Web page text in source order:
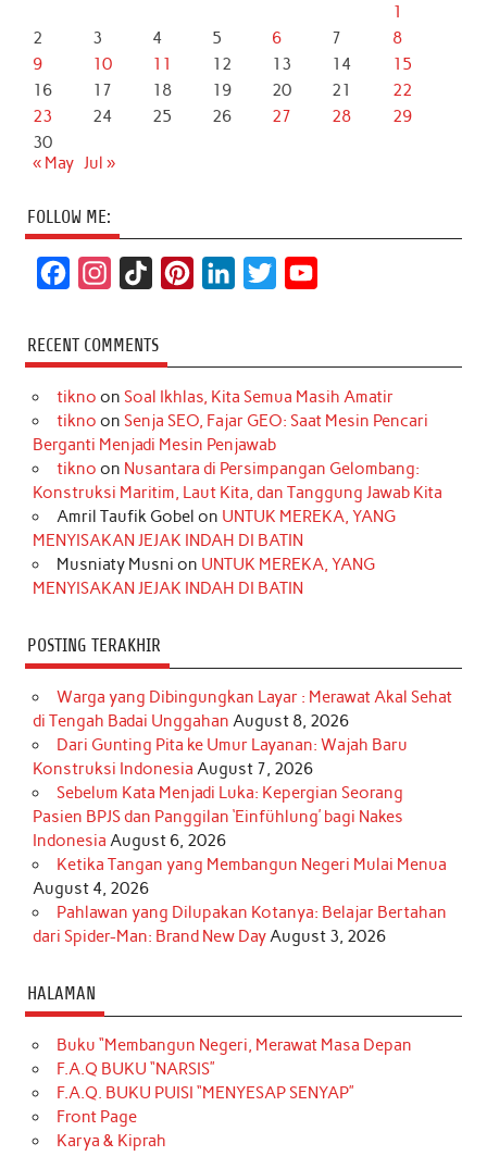
1
2
3 4 5 6 7
8
9
10 11 12 13 14
15
16
17 18 19 20 21
22
23
24 25 26 27 28
29
30
« May Jul »
FOLLOW ME:
c
e
b
o
k
s
t
a
r
a
m
k
T
o
k
t
e
r
e
s
t
k
e
d
I
n
t
t
r
T
u
e
RECENT COMMENTS
tikno on Soal Ikhlas, Kita Semua Masih Amatir
tikno on Senja SEO, Fajar GEO: Saat Mesin Pencari
Berganti Menjadi Mesin Penjawab
tikno on Nusantara di Persimpangan Gelombang:
Konstruksi Maritim, Laut Kita, dan Tanggung Jawab Kita
Amril Taufik Gobel on UNTUK MEREKA, YANG
MENYISAKAN JEJAK INDAH DI BATIN
Musniaty Musni on UNTUK MEREKA, YANG
MENYISAKAN JEJAK INDAH DI BATIN
POSTING TERAKHIR
Warga yang Dibingungkan Layar : Merawat Akal Sehat
di Tengah Badai Unggahan August 8, 2026
Dari Gunting Pita ke Umur Layanan: Wajah Baru
Konstruksi Indonesia August 7, 2026
Sebelum Kata Menjadi Luka: Kepergian Seorang
Pasien BPJS dan Panggilan ‘Einfühlung’ bagi Nakes
Indonesia August 6, 2026
Ketika Tangan yang Membangun Negeri Mulai Menua
August 4, 2026
Pahlawan yang Dilupakan Kotanya: Belajar Bertahan
dari Spider-Man: Brand New DayAugust 3, 2026
HALAMAN
Buku “Membangun Negeri, Merawat Masa Depan
F.A.Q BUKU “NARSIS”
F.A.Q. BUKU PUISI “MENYESAP SENYAP”
Front Page
Karya & Kiprah